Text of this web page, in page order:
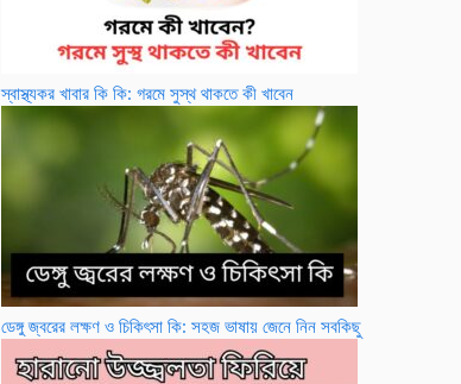
স্বাস্থ্যকর খাবার কি কি: গরমে সুস্থ থাকতে কী খাবেন
ডেঙ্গু জ্বরের লক্ষণ ও চিকিৎসা কি: সহজ ভাষায় জেনে নিন সবকিছু